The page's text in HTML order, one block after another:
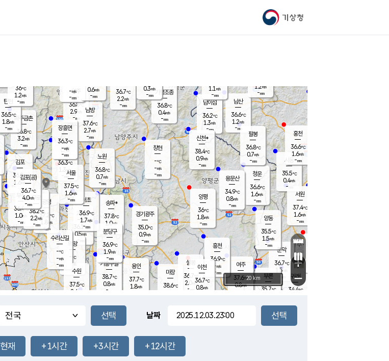
기상청
문막
36.7℃
1.5m/s
mm
남이섬
36.2℃
1.3m/s
-mm
양주
36.8℃
2.9
-mm
부론
35.7℃
과천
36.1℃
0.5m/s
- mm
남산
36.6℃
1.2m/s
-mm
-mm
청운
36.6℃
1.6m/s
-mm
팔봉
36.8℃
0.7m/s
-mm
-mm
용인
37.7℃
1.8m/s
여주
37.6℃
0.8m/s
양동
35.5℃
1.5m/s
-mm
경기광주
35.0℃
0.9m/s
-mm
장호원
1.1 m/s
-mm
34.5
℃
파주금촌
36.8℃
3.2m/s
-mm
가평조종
36.8℃
0.4m/s
-mm
36.7℃
2.2m/s
-mm
신천*
38.4℃
0.9m/s
-mm
창현
-℃
-m/s
-mm
탄현
36.5℃
1.8m/s
-mm
0.3m/s
-mm
37.3℃
1.8m/s
-mm
흥천
36.9℃
-m/s
-mm
마장
38.6℃
의왕
- ℃
m/s
mm
김포
36.8℃
1.6 m/s
mm
설봉
36.7
2.0 m/s
- mm
광명
37.2 ℃
1.8 m/s
-mm
부천
36.4℃
1.0m/s
-mm
-mm
구로
38.2℃
2.2m/s
-mm
은평
36.3℃
1.3 m/s
- mm
노원
36.8℃
0.7m/s
-mm
송파*
37.8℃
1.0m/s
-mm
서초
36.9℃
1.7m/s
-mm
남방
37.6℃
2.7m/s
-mm
기흥구갈
38.7℃
0.8m/s
-
수리산길
-℃
-m/s
-mm
분당구
36.9℃
1.9m/s
-mm
장흥면
36.3℃
-m/s
-mm
-m/s
-mm
시동
35.5℃
0.4m/s
- mm
귀래
34.4℃
서원
37.4℃
1.6m/s
-mm
용문산
34.9℃
0.8m/s
-mm
김포(공)
36.7℃
4.0m/s
-mm
홍천
36.6℃
1.6m/s
-mm
이천
36.7℃
0.8m/s
양평
36℃
1.8m/s
-mm
수원
37.5℃
2.4 m/s
서울
37.5℃
1.6m/s
-mm
1.2m/s
-mm
36℃
1.2m/s
-mm
0.6m/s
-mm
+
−
20 km
날짜
현재 +1시간 +3시간 +12시간